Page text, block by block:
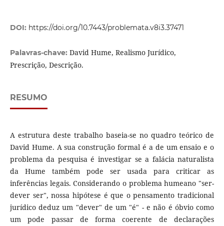
DOI: https://doi.org/10.7443/problemata.v8i3.37471
Palavras-chave: David Hume, Realismo Jurídico,
Prescrição, Descrição.
RESUMO
A estrutura deste trabalho baseia-se no quadro teórico de
David Hume. A sua construção formal é a de um ensaio e o
problema da pesquisa é investigar se a falácia naturalista
da Hume também pode ser usada para criticar as
inferências legais. Considerando o problema humeano "ser-
dever ser", nossa hipótese é que o pensamento tradicional
jurídico deduz um "dever" de um "é" - e não é óbvio como
um pode passar de forma coerente de declarações